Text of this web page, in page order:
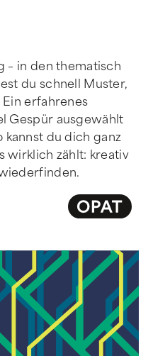
– in den thematisch
du schnell Muster,
erfahrenes
Gespür ausgewählt
kannst du dich ganz
wirklich zählt: kreativ